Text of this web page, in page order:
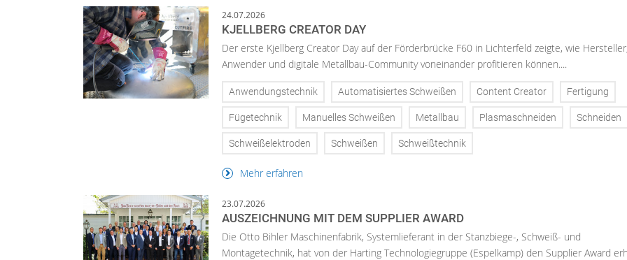
24.07.2026
KJELLBERG CREATOR DAY
Der erste Kjellberg Creator Day auf der Förderbrücke F60 in Lichterfeld zeigte, wie
Anwender und digitale Metallbau-Community voneinander profitieren können....
Anwendungstechnik Automatisiertes Schweißen Content Creator Fertigung
Fügetechnik Manuelles Schweißen Metallbau Plasmaschneiden Schneiden
Schweißelektroden Schweißen Schweißtechnik
Mehr erfahren
23.07.2026
AUSZEICHNUNG MIT DEM SUPPLIER AWARD
Die Otto Bihler Maschinenfabrik, Systemlieferant in der Stanzbiege-, Schweiß- und
Montagetechnik, hat von der Harting Technologiegruppe (Espelkamp) den Supplier Award